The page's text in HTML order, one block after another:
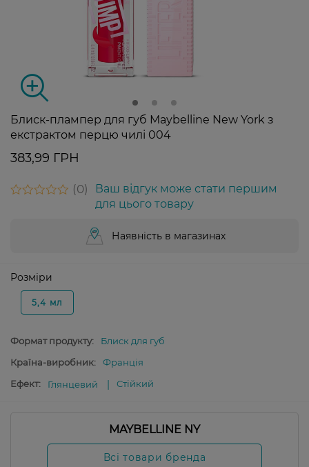
Блиск-плампер для губ Maybelline New York з
екстрактом перцю чилі 004
383,99 ГРН
0
Ваш відгук може стати першим
для цього товару
Наявність в магазинах
Розміри
5,4 мл
Формат продукту:
Блиск для губ
Країна-виробник:
Франція
Ефект:
Глянцевий Стійкий
MAYBELLINE NY
Всі товари бренда